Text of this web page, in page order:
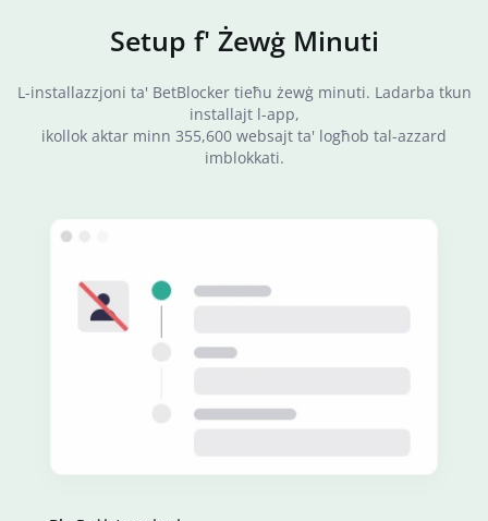
Setup f' Żewġ Minuti
L-installazzjoni ta' BetBlocker tieħu żewġ minuti. Ladarba tkun
installajt l-app,
ikollok aktar minn 355,600 websajt ta' logħob tal-azzard
imblokkati.